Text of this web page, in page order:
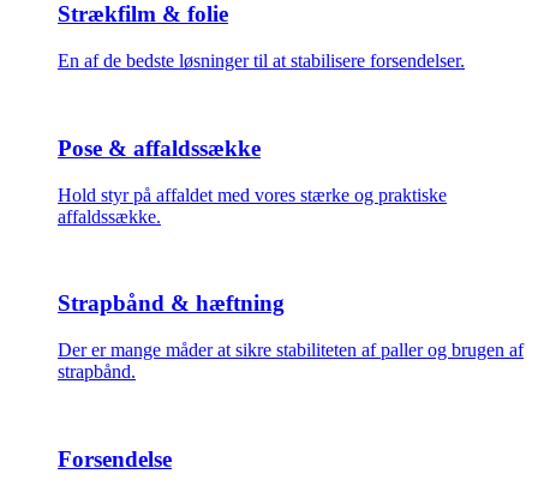
Strækfilm & folie
En af de bedste løsninger til at stabilisere forsendelser.
Pose & affaldssække
Hold styr på affaldet med vores stærke og praktiske
affaldssække.
Strapbånd & hæftning
Der er mange måder at sikre stabiliteten af paller og brugen af
strapbånd.
Forsendelse